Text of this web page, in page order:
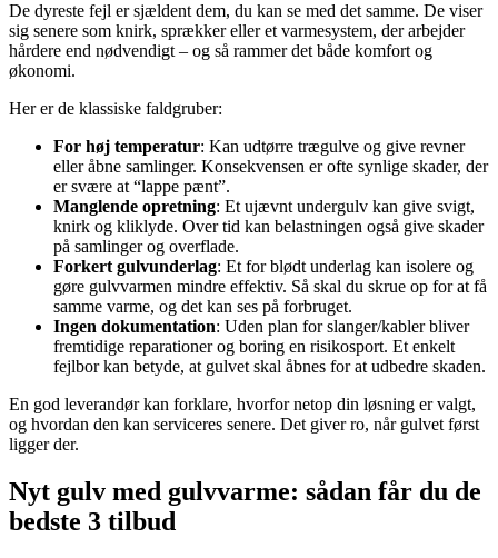
De dyreste fejl er sjældent dem, du kan se med det samme. De viser
sig senere som knirk, sprækker eller et varmesystem, der arbejder
hårdere end nødvendigt – og så rammer det både komfort og
økonomi.
Her er de klassiske faldgruber:
For høj temperatur: Kan udtørre trægulve og give revner
eller åbne samlinger. Konsekvensen er ofte synlige skader, der
er svære at “lappe pænt”.
Manglende opretning: Et ujævnt undergulv kan give svigt,
knirk og kliklyde. Over tid kan belastningen også give skader
på samlinger og overflade.
Forkert gulvunderlag: Et for blødt underlag kan isolere og
gøre gulvvarmen mindre effektiv. Så skal du skrue op for at få
samme varme, og det kan ses på forbruget.
Ingen dokumentation: Uden plan for slanger/kabler bliver
fremtidige reparationer og boring en risikosport. Et enkelt
fejlbor kan betyde, at gulvet skal åbnes for at udbedre skaden.
En god leverandør kan forklare, hvorfor netop din løsning er valgt,
og hvordan den kan serviceres senere. Det giver ro, når gulvet først
ligger der.
Nyt gulv med gulvvarme: sådan får du de
bedste 3 tilbud